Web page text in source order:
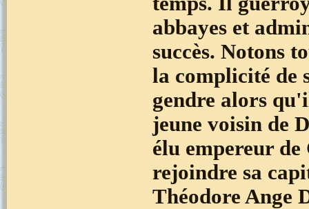
abbayes et
succès. Notons
la complicité de
gendre alors
jeune voisin de
élu empereur
rejoindre sa
Théodore Ange